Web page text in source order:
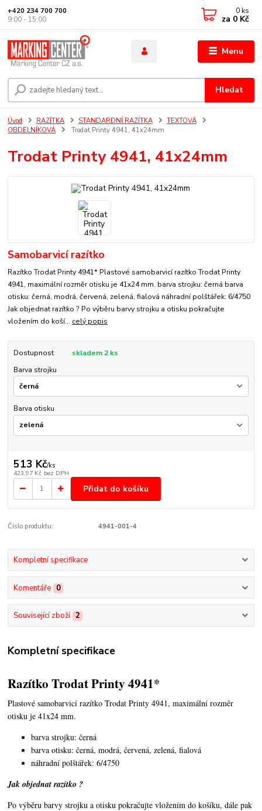
Menu
Hledat
+420 234 700 700
9:00 - 15:00
0 ks
za 0 Kč
Úvod RAZÍTKA STANDARDNÍ RAZÍTKA
TEXTOVÁ
OBDELNÍKOVÁ
Trodat Printy 4941, 41x24mm
Trodat Printy 4941, 41x24mm
Samobarvicí razítko
Razítko Trodat Printy 4941* Plastové samobarvicí razítko Trodat Printy
4941, maximální rozměr otisku je 41x24 mm. barva strojku: černá barva
otisku: černá, modrá, červená, zelená, fialová náhradní polštářek: 6/4750
Jak objednat razítko ? Po výběru barvy strojku a otisku pokračujte
vložením do koší... celý popis
Dostupnost
skladem 2 ks
Barva strojku
Barva otisku
513 Kč/ks
423,97 Kč bez DPH
Přidat do košíku
Číslo produktu: 4941-001-4
Kompletní specifikace
Komentáře 0
Související zboží 2
Kompletní specifikace
Razítko Trodat Printy 4941*
Plastové samobarvicí razítko Trodat Printy 4941,maximální rozměr
otisku je 41x24 mm.
barva strojku: černá
barva otisku: černá, modrá, červená, zelená, fialová
náhradní polštářek: 6/4750
Jak objednat razítko ?
Po výběru barvy strojku a otisku pokračujte vložením do košíku, dále pak